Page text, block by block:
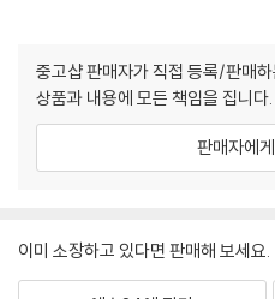
중고샵 판매자가 직접 등록/판매
상품과 내용에 모든 책임을 집니다.
판매자에
이미 소장하고 있다면 판매해 보세요.